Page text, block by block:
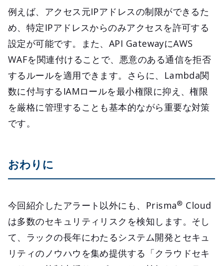
例えば、アクセス元IPアドレスの制限ができるた
め、特定IPアドレスからのみアクセスを許可する
設定が可能です。また、API GatewayにAWS
WAFを関連付けることで、悪意のある通信を拒否
するルールを適用できます。さらに、Lambda関
数に付与するIAMロールを最小権限に抑え、権限
を厳格に管理することも基本的ながら重要な対策
です。
おわりに
今回紹介したアラート以外にも、Prisma® Cloud
は多数のセキュリティリスクを検知します。そし
て、ラックの長年にわたるシステム開発とセキュ
リティのノウハウを集め提供する「クラウドセキ